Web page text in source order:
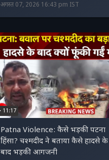
अगस्त 07, 2026 16:43 pm IST
11:17
Patna Violence: कैसे भड़की पटना
हिंसा? चश्मदीद ने बताया कैसे हादसे के
बाद भड़की आगजनी